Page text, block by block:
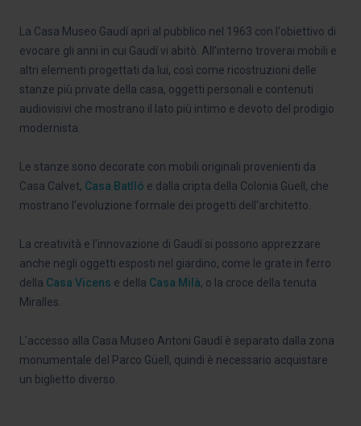
La Casa Museo Gaudí aprì al pubblico nel 1963 con l'obiettivo di
evocare gli anni in cui Gaudí vi abitò. All'interno troverai mobili e
altri elementi progettati da lui, così come ricostruzioni delle
stanze più private della casa, oggetti personali e contenuti
audiovisivi che mostrano il lato più intimo e devoto del prodigio
modernista.
Le stanze sono decorate con mobili originali provenienti da
Casa Calvet, Casa Batlló e dalla cripta della Colonia Güell, che
mostrano l'evoluzione formale dei progetti dell'architetto.
La creatività e l'innovazione di Gaudí si possono apprezzare
anche negli oggetti esposti nel giardino, come le grate in ferro
della Casa Vicens e della Casa Milà, o la croce della tenuta
Miralles.
L'accesso alla Casa Museo Antoni Gaudí è separato dalla zona
monumentale del Parco Güell, quindi è necessario acquistare
un biglietto diverso.